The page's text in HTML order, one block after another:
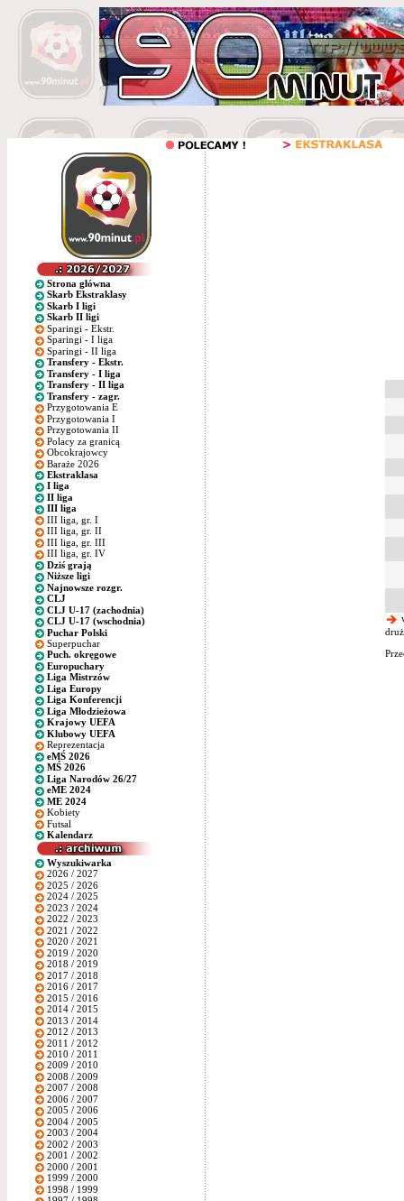
Strona główna
Skarb Ekstraklasy
Skarb I ligi
Skarb II ligi
Sparingi - Ekstr.
Sparingi - I liga
Sparingi - II liga
Transfery - Ekstr.
Transfery - I liga
Transfery - II liga
Transfery - zagr.
Przygotowania E
Przygotowania I
Przygotowania II
Polacy za granicą
Obcokrajowcy
Baraże 2026
Ekstraklasa
I liga
II liga
III liga
III liga, gr. I
III liga, gr. II
III liga, gr. III
III liga, gr. IV
Dziś grają
Niższe ligi
Najnowsze rozgr.
CLJ
CLJ U-17 (zachodnia)
CLJ U-17 (wschodnia)
Puchar Polski
Superpuchar
Puch. okręgowe
Europuchary
Liga Mistrzów
Liga Europy
Liga Konferencji
Liga Młodzieżowa
Krajowy UEFA
Klubowy UEFA
Reprezentacja
eMŚ 2026
MŚ 2026
Liga Narodów 26/27
eME 2024
ME 2024
Kobiety
Futsal
Kalendarz
Wyszukiwarka
2026 / 2027
2025 / 2026
2024 / 2025
2023 / 2024
2022 / 2023
2021 / 2022
2020 / 2021
2019 / 2020
2018 / 2019
2017 / 2018
2016 / 2017
2015 / 2016
2014 / 2015
2013 / 2014
2012 / 2013
2011 / 2012
2010 / 2011
2009 / 2010
2008 / 2009
2007 / 2008
2006 / 2007
2005 / 2006
2004 / 2005
2003 / 2004
2002 / 2003
2001 / 2002
2000 / 2001
1999 / 2000
1998 / 1999